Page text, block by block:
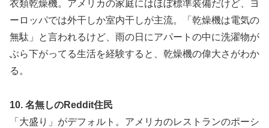
衣類乾燥機。アメリカの家庭にはほぼ標準装備だけど、ヨ
ーロッパでは外干しか室内干しが主流。「乾燥機は電気の
無駄」と言われるけど、雨の日にアパートの中に洗濯物が
ぶら下がってる生活を経験すると、乾燥機の偉大さがわか
る。
10. 名無しのReddit住民
「大盛り」がデフォルト。アメリカのレストランのポーシ